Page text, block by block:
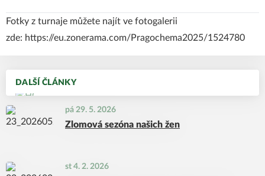
DALŠÍ ČLÁNKY
pá 29. 5. 2026
Zlomová sezóna našich žen
st 4. 2. 2026
Fotky z turnaje můžete najít ve fotogalerii
zde: https://eu.zonerama.com/Pragochema2025/1524780